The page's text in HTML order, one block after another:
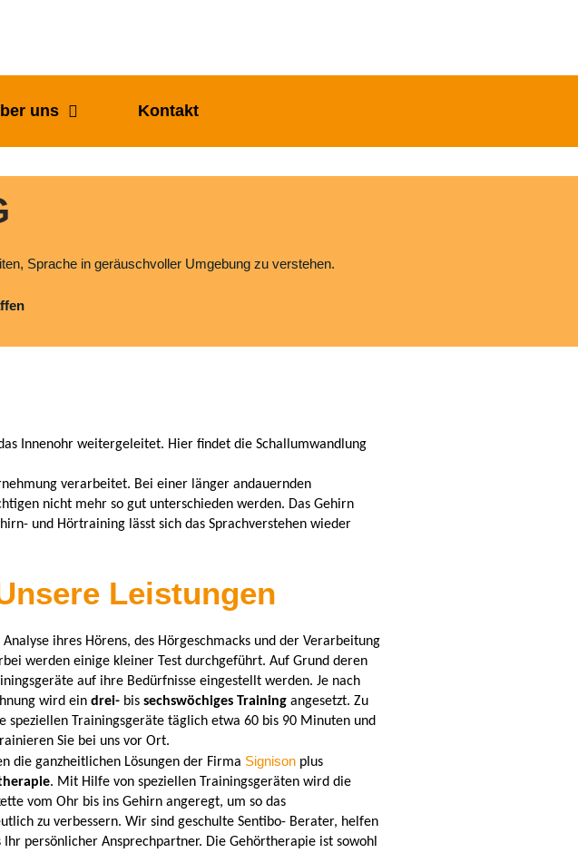
uns Kontakt
Sprache in geräuschvoller Umgebung zu verstehen.
Innenohr weitergeleitet. Hier findet die Schallumwandlung
verarbeitet. Bei einer länger andauernden
nicht mehr so gut unterschieden werden. Das Gehirn
und Hörtraining lässt sich das Sprachverstehen wieder
Leistungen
ihres Hörens, des Hörgeschmacks und der Verarbeitung
werden einige kleiner Test durchgeführt. Auf Grund deren
auf ihre Bedürfnisse eingestellt werden. Je nach
wird ein drei- bis sechswöchiges Training angesetzt. Zu
speziellen Trainingsgeräte täglich etwa 60 bis 90 Minuten und
Sie bei uns vor Ort.
die ganzheitlichen Lösungen der Firma Signison plus
. Mit Hilfe von speziellen Trainingsgeräten wird die
vom Ohr bis ins Gehirn angeregt, um so das
zu verbessern. Wir sind geschulte Sentibo- Berater, helfen
Ihr persönlicher Ansprechpartner. Die Gehörtherapie ist sowohl